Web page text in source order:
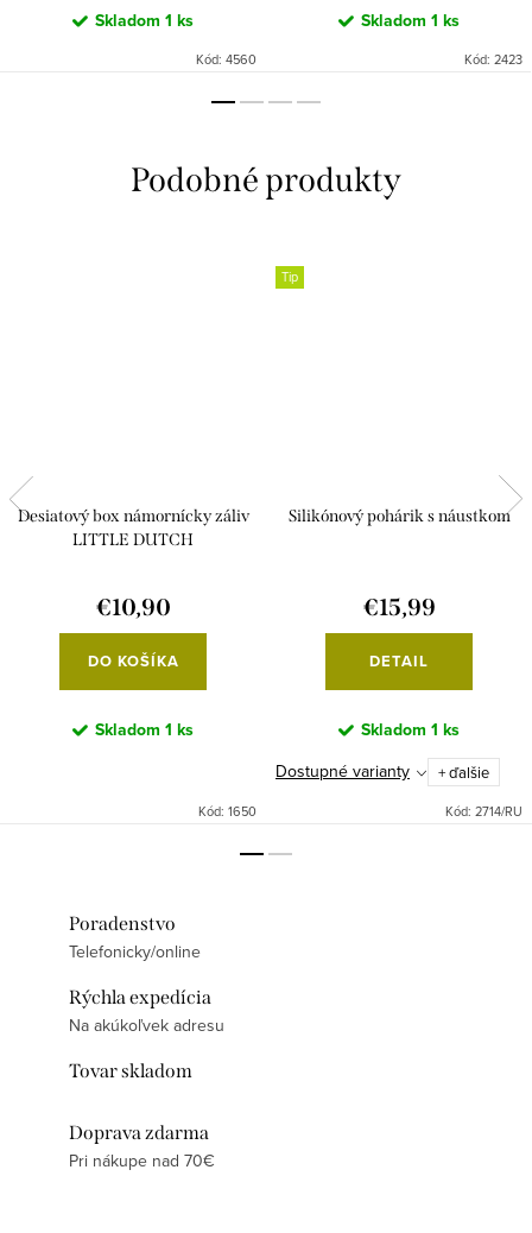
Skladom 1 ks
Kód: 4560
Skladom 1 ks
Kód: 2423
Desiatový box námornícky záliv
LITTLE DUTCH
€10,90
DO KOŠÍKA
Skladom 1 ks
Kód: 1650
Tip
Silikónový pohárik s náustkom
€15,99
DETAIL
Skladom 1 ks
Dostupné varianty + ďalšie
Kód: 2714/RU
Poradenstvo
Telefonicky/online
Rýchla expedícia
Na akúkoľvek adresu
Tovar skladom
Doprava zdarma
Pri nákupe nad 70€